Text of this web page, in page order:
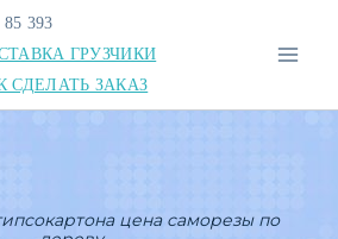
85 393
ГРУЗЧИКИ
СДЕЛАТЬ ЗАКАЗ
цена саморезы по